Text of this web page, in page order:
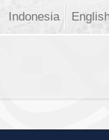
Indonesia